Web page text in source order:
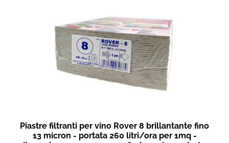
Piastre filtranti per vino Rover 8 brillantante fino
13 micron - portata 260 litri/ora per 1mq -